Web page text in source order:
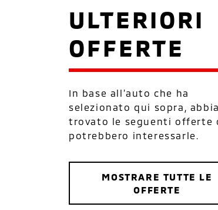
ULTERIORI
OFFERTE
In base all’auto che ha
selezionato qui sopra,
trovato le seguenti offerte
potrebbero interessarle.
MOSTRARE TUTTE LE
OFFERTE